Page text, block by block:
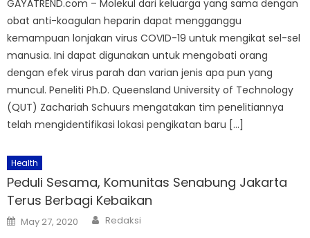
GAYATREND.com – Molekul dari keluarga yang sama dengan
obat anti-koagulan heparin dapat mengganggu
kemampuan lonjakan virus COVID-19 untuk mengikat sel-sel
manusia. Ini dapat digunakan untuk mengobati orang
dengan efek virus parah dan varian jenis apa pun yang
muncul. Peneliti Ph.D. Queensland University of Technology
(QUT) Zachariah Schuurs mengatakan tim penelitiannya
telah mengidentifikasi lokasi pengikatan baru […]
Health
Peduli Sesama, Komunitas Senabung Jakarta
Terus Berbagi Kebaikan
Posted
on
May 27, 2020 Author
Redaksi